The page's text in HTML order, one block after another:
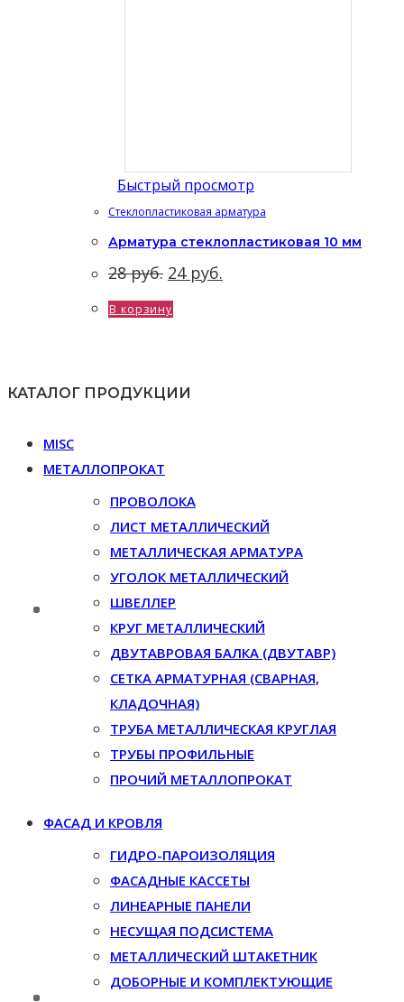
Быстрый просмотр
Стеклопластиковая арматура
Арматура cтеклопластиковая 10 мм
28руб. Первоначальная
цена
составляла
28 руб..
24 руб.
цена:
В корзину
КАТАЛОГ ПРОДУКЦИИ
MISC
МЕТАЛЛОПРОКАТ
ПРОВОЛОКА
ЛИСТ МЕТАЛЛИЧЕСКИЙ
МЕТАЛЛИЧЕСКАЯ АРМАТУРА
УГОЛОК МЕТАЛЛИЧЕСКИЙ
ШВЕЛЛЕР
КРУГ МЕТАЛЛИЧЕСКИЙ
ДВУТАВРОВАЯ БАЛКА (ДВУТАВР)
СЕТКА АРМАТУРНАЯ (СВАРНАЯ,
КЛАДОЧНАЯ)
ТРУБА МЕТАЛЛИЧЕСКАЯ КРУГЛАЯ
ТРУБЫ ПРОФИЛЬНЫЕ
ПРОЧИЙ МЕТАЛЛОПРОКАТ
ФАСАД И КРОВЛЯ
ГИДРО-ПАРОИЗОЛЯЦИЯ
ФАСАДНЫЕ КАССЕТЫ
ЛИНЕАРНЫЕ ПАНЕЛИ
НЕСУЩАЯ ПОДСИСТЕМА
МЕТАЛЛИЧЕСКИЙ ШТАКЕТНИК
ДОБОРНЫЕ И КОМПЛЕКТУЮЩИЕ